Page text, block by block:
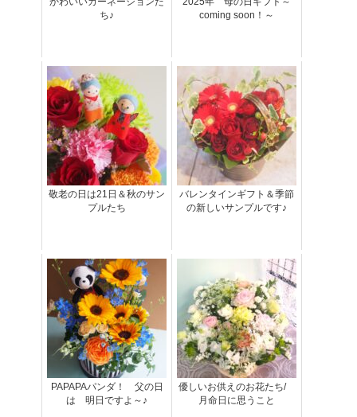
ち♪
coming soon！～
敬老の日は21日＆秋のサン
プルたち
バレンタインギフト＆季節
の新しいサンプルです♪
PAPAPAパンダ！ 父の日
は 明日ですよ～♪
優しいお供えのお花たち/
月命日に思うこと